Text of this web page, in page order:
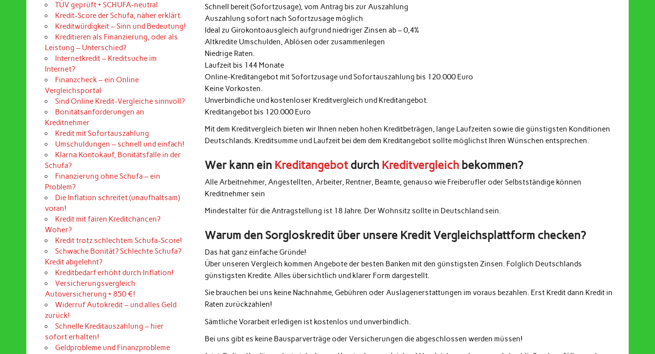
Schnell bereit (Sofortzusage), vom Antrag bis zur Auszahlung
Auszahlung sofort nach Sofortzusage möglich
Ideal zu Girokontoausgleich aufgrund niedriger Zinsen ab – 0,4%
Altkredite Umschulden, Ablösen oder zusammenlegen
Niedrige Raten.
Laufzeit bis 144 Monate
Online-Kreditangebot mit Sofortzusage und Sofortauszahlung bis 120.000 Euro
Keine Vorkosten.
Unverbindliche und kostenloser Kreditvergleich und Kreditangebot.
Kreditangebot bis 120.000 Euro
Mit dem Kreditvergleich bieten wir Ihnen neben hohen Kreditbeträgen, lange Laufzeiten sowie die günstigsten Konditionen
Deutschlands. Kreditsumme und Laufzeit bei dem dem Kreditangebot sollte möglichst Ihren Wünschen entsprechen.
Wer kann ein Kreditangebot durch Kreditvergleich bekommen?
Alle Arbeitnehmer, Angestellten, Arbeiter, Rentner, Beamte, genauso wie Freiberufler oder Selbstständige können
Kreditnehmer sein
Mindestalter für die Antragstellung ist 18 Jahre. Der Wohnsitz sollte in Deutschland sein.
Warum den Sorgloskredit über unsere Kredit Vergleichsplattform checken?
Das hat ganz einfache Gründe!
Über unseren Vergleich kommen Angebote der besten Banken mit den günstigsten Zinsen. Folglich Deutschlands
günstigsten Kredite. Alles übersichtlich und klarer Form dargestellt.
Sie brauchen bei uns keine Nachnahme, Gebühren oder Auslagenerstattungen im voraus bezahlen. Erst Kredit dann Kredit in
Raten zurückzahlen!
Sämtliche Vorarbeit erledigen ist kostenlos und unverbindlich.
Bei uns gibt es keine Bausparverträge oder Versicherungen die abgeschlossen werden müssen!
TÜV geprüft + SCHUFA-neutral
Kredit-Score der Schufa, näher erklärt.
Kreditwürdigkeit – Sinn und Bedeutung!
Kreditieren als Finanzierung, oder als
Leistung – Unterschied?
Internetkredit – Kreditsuche im
Internet?
Finanzcheck – ein Online
Vergleichsportal
Sind Online Kredit-Vergleiche sinnvoll?
Bonitätsanforderungen an
Kreditnehmer
Kredit mit Sofortauszahlung
Umschuldungen – schnell und einfach!
Klarna Kontokauf, Bonitätsfalle in der
Schufa?
Finanzierung ohne Schufa – ein
Problem?
Die Inflation schreitet (unaufhaltsam)
voran!
Kredit mit fairen Kreditchancen?
Woher?
Kredit trotz schlechtem Schufa-Score!
Schwache Bonität? Schlechte Schufa?
Kredit abgelehnt?
Kreditbedarf erhöht durch Inflation!
Versicherungsvergleich
Autoversicherung + 850 €!
Widerruf Autokredit – und alles Geld
zurück!
Schnelle Kreditauszahlung – hier
sofort erhalten!
Geldprobleme und Finanzprobleme